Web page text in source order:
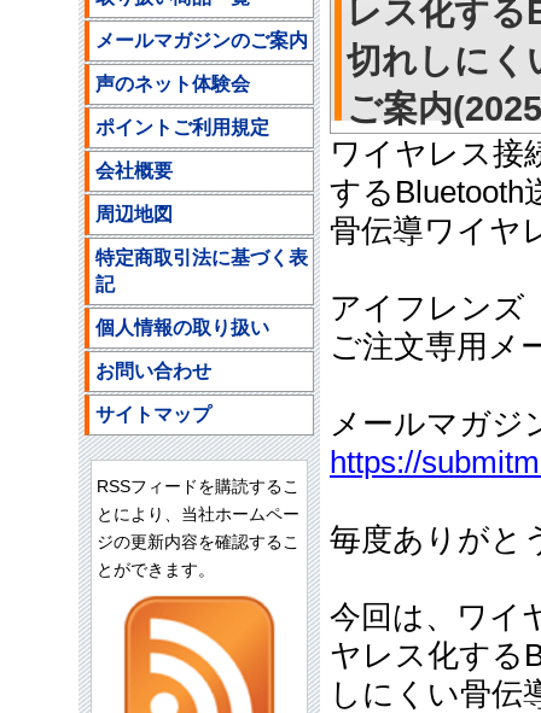
レス化す
切れしにく
ご案内
ワイヤレス接
するBluetooth
骨伝導ワイヤ
アイフレン
ご注文専用メ
メールマガジ
https://
毎度ありがと
今回は、ワイ
ヤレス化する
しにくい骨伝
メールマガジンのご案内
声のネット体験会
ポイントご利用規定
会社概要
周辺地図
特定商取引法に基づく表
記
個人情報の取り扱い
お問い合わせ
サイトマップ
RSSフィードを購読するこ
とにより、当社ホームペー
ジの更新内容を確認するこ
とができます。